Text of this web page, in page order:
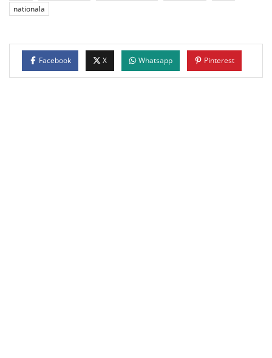
nationala
Facebook X Whatsapp Pinterest